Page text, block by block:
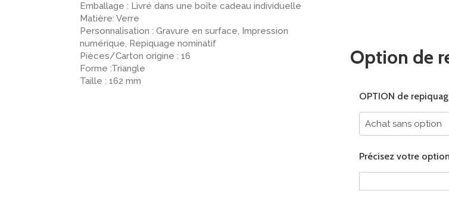
Emballage : Livré dans une boîte cadeau individuelle
Matière: Verre
Personnalisation : Gravure en surface, Impression
numérique, Repiquage nominatif
Pièces/Carton origine : 16
Forme :Triangle
Taille : 162 mm
Option de
OPTION de
Précisez votre